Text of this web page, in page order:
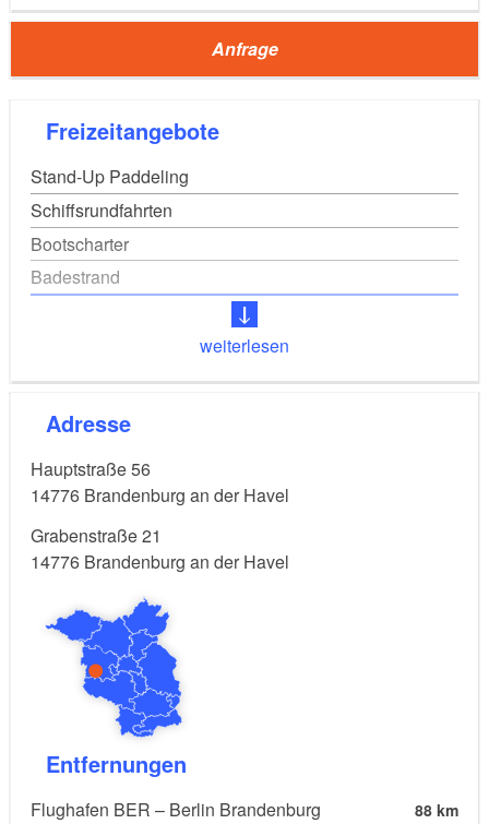
Anfrage
Freizeitangebote
Stand-Up Paddeling
Schiffsrundfahrten
Bootscharter
Badestrand
weiterlesen
Adresse
Hauptstraße 56
14776 Brandenburg an der Havel
Grabenstraße 21
14776 Brandenburg an der Havel
Entfernungen
Flughafen BER – Berlin Brandenburg 88 km